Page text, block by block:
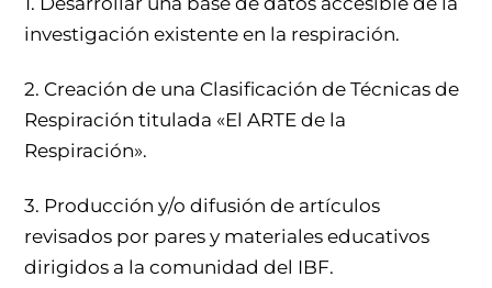
investigación existente en la respiración.
2. Creación de una Clasificación de Técnicas de
Respiración titulada «El ARTE de la
Respiración».
3. Producción y/o difusión de artículos
revisados por pares y materiales educativos
dirigidos a la comunidad del IBF.